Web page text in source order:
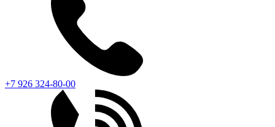
+7 926 324-80-00